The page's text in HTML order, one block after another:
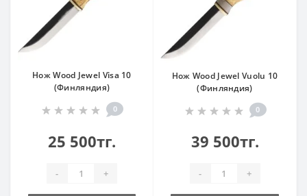
Нож Wood Jewel Visa 10
(Финляндия)
0
25 500тг.
- +
Нож Wood Jewel Vuolu 10
(Финляндия)
0
39 500тг.
- +